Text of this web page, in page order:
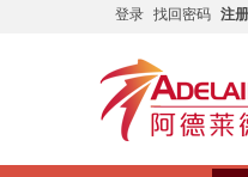
登录 找回密码 注册